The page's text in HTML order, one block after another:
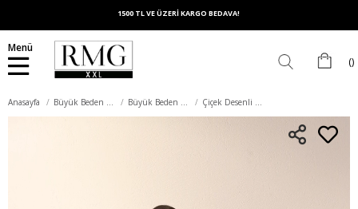
1500 TL VE ÜZERİ KARGO BEDAVA!
Menü
Anasayfa Büyük Beden Üst Giyim Büyük Beden Gömlek Çiçek Desenli Büyük Beden Kol Büzgülü Gömlek Fuşya